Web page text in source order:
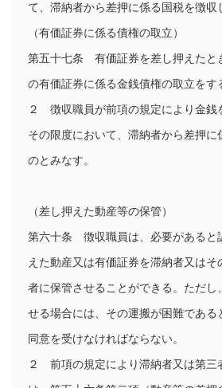
て、滞納者から差押に係る国税を徴収
（有価証券に係る債権の取立）
第五十七条　有価証券を差し押えたと
の有価証券に係る金銭債権の取立をす
２　徴収職員が前項の規定により金銭
その限度において、滞納者から差押に
のとみなす。
（差し押えた動産等の保管）
第六十条　徴収職員は、必要があると
えた動産又は有価証券を滞納者又はそ
者に保管させることができる。ただし
せる場合には、その運搬が困難である
同意を受けなければならない。
２　前項の規定により滞納者又は第三